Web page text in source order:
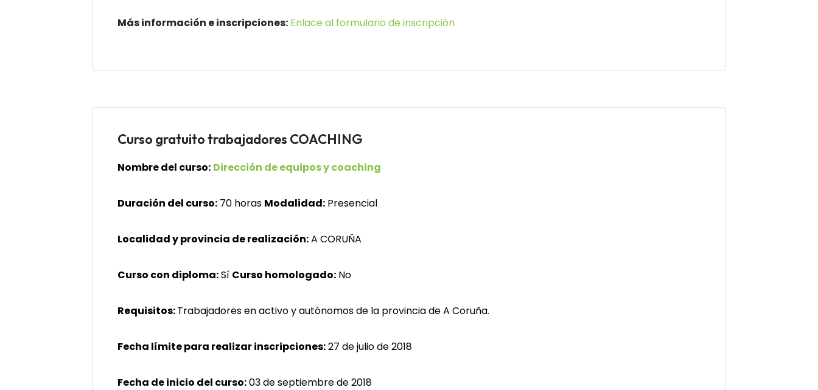
Más información e inscripciones: Enlace al formulario de inscripción
Curso gratuito trabajadores COACHING
Nombre del curso: Dirección de equipos y coaching
Duración del curso: 70 horas Modalidad: Presencial
Localidad y provincia de realización:A CORUÑA
Curso con diploma:Sí Curso homologado: No
Requisitos:Trabajadores en activo y autónomos de la provincia de A Coruña.
Fecha límite para realizar inscripciones:27 de juliode 2018
Fecha de inicio del curso:03 de septiembre de 2018